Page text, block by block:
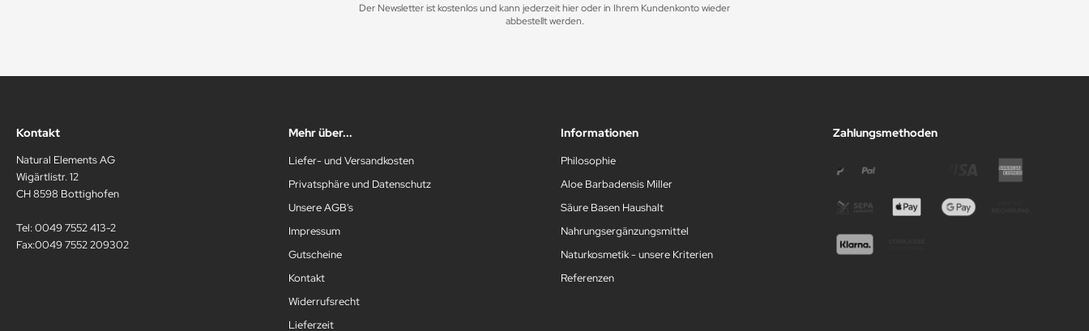
Der Newsletter ist kostenlos und kann jederzeit hier oder in Ihrem Kundenkonto wieder
abbestellt werden.
Kontakt
Natural Elements AG
Wigärtlistr. 12
CH 8598 Bottighofen
Tel: 0049 7552 413-2
Fax:0049 7552 209302
Mehr über...
Liefer- und Versandkosten
Privatsphäre und Datenschutz
Unsere AGB's
Impressum
Gutscheine
Kontakt
Widerrufsrecht
Lieferzeit
Informationen
Philosophie
Aloe Barbadensis Miller
Säure Basen Haushalt
Nahrungsergänzungsmittel
Naturkosmetik - unsere Kriterien
Referenzen
Zahlungsmethoden